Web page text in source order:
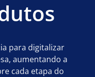
para digitalizar
aumentando a
cada etapa do